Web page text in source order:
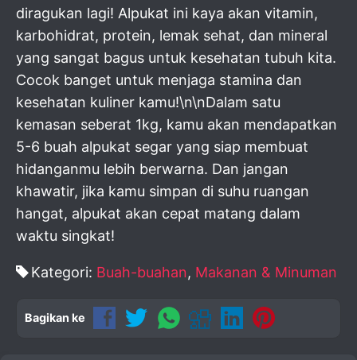
diragukan lagi! Alpukat ini kaya akan vitamin,
karbohidrat, protein, lemak sehat, dan mineral
yang sangat bagus untuk kesehatan tubuh kita.
Cocok banget untuk menjaga stamina dan
kesehatan kuliner kamu!\n\nDalam satu
kemasan seberat 1kg, kamu akan mendapatkan
5-6 buah alpukat segar yang siap membuat
hidanganmu lebih berwarna. Dan jangan
khawatir, jika kamu simpan di suhu ruangan
hangat, alpukat akan cepat matang dalam
waktu singkat!
Kategori: Buah-buahan, Makanan & Minuman
Bagikan ke